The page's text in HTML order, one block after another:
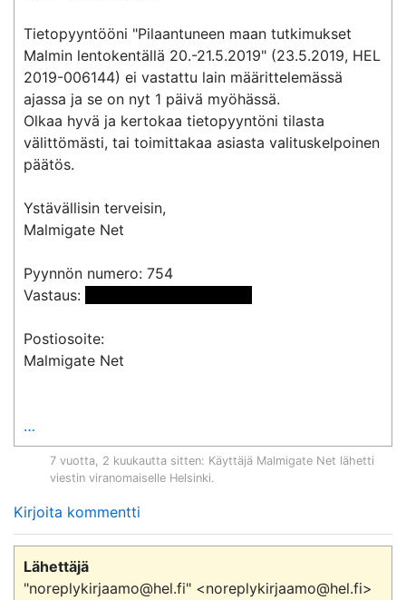
Tietopyyntööni "Pilaantuneen maan tutkimukset
Malmin lentokentällä 20.-21.5.2019" (23.5.2019, HEL
2019-006144) ei vastattu lain määrittelemässä
ajassa ja se on nyt 1 päivä myöhässä.
Olkaa hyvä ja kertokaa tietopyyntöni tilasta
välittömästi, tai toimittakaa asiasta valituskelpoinen
päätös.
Ystävällisin terveisin,
Malmigate Net
Pyynnön numero: 754
Vastaus:
Postiosoite:
Malmigate Net
…
7 vuotta, 2 kuukautta sitten: Käyttäjä Malmigate Net lähetti
viestin viranomaiselle Helsinki.
Kirjoita kommentti
Lähettäjä
"noreplykirjaamo@hel.fi" <noreplykirjaamo@hel.fi>